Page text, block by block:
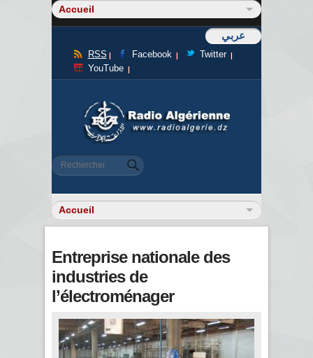
عربي
RSS Facebook
Twitter
YouTube
Formulaire de recherche
Rechercher
Entreprise nationale des
industries de
l’électroménager